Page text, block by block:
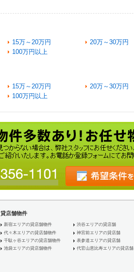
15万～20万円
20万～30万円
100万円以上
15万～20万円
20万～30万円
100万円以上
貸店舗物件
新宿エリアの貸店舗物件
代々木エリアの貸店舗物件
千駄ヶ谷エリアの貸店舗物件
池袋エリアの貸店舗物件
渋谷エリアの貸店舗
神宮前エリアの貸店舗
表参道エリアの貸店舗
代官山恵比寿エリアの貸店舗